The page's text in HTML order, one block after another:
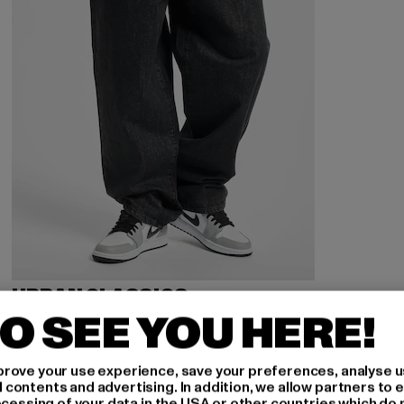
URBAN CLASSICS
90‘s
33,99 EUR
Derzeitiger Preis: 33,99 EUR
49,99 EUR Aktionspreis: 49,99 EUR
SEE YOU HERE!
your use experience, save your preferences, analyse
and advertising. In addition, we allow partners to